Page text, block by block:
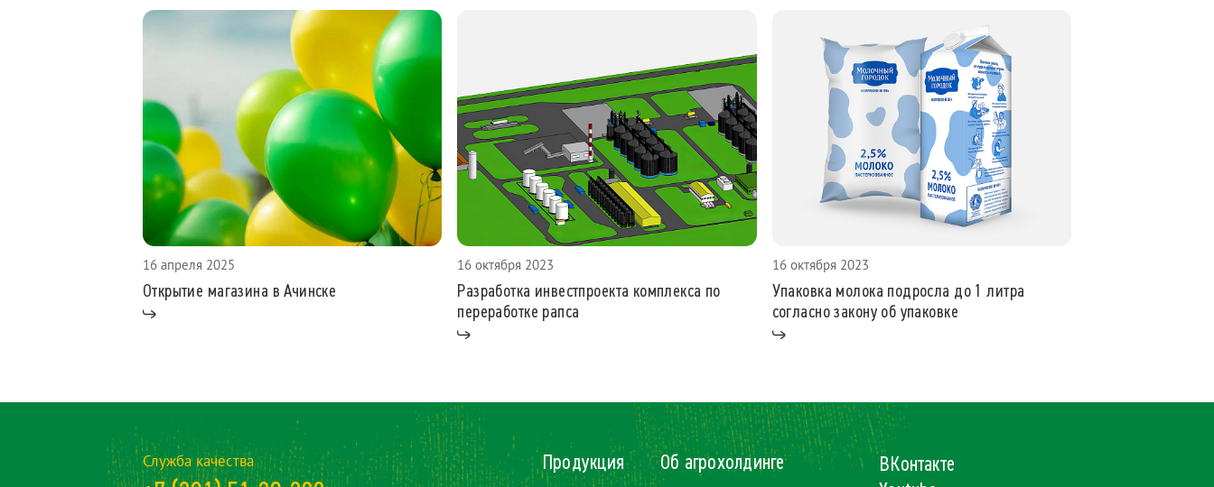
16 апреля 2025
Открытие магазина в Ачинске
16 октября 2023
Разработка инвестпроекта комплекса по
переработке рапса
16 октября 2023
Упаковка молока подросла до 1 литра
согласно закону об упаковке
Служба качества
Продукция
Об агрохолдинге
ВКонтакте